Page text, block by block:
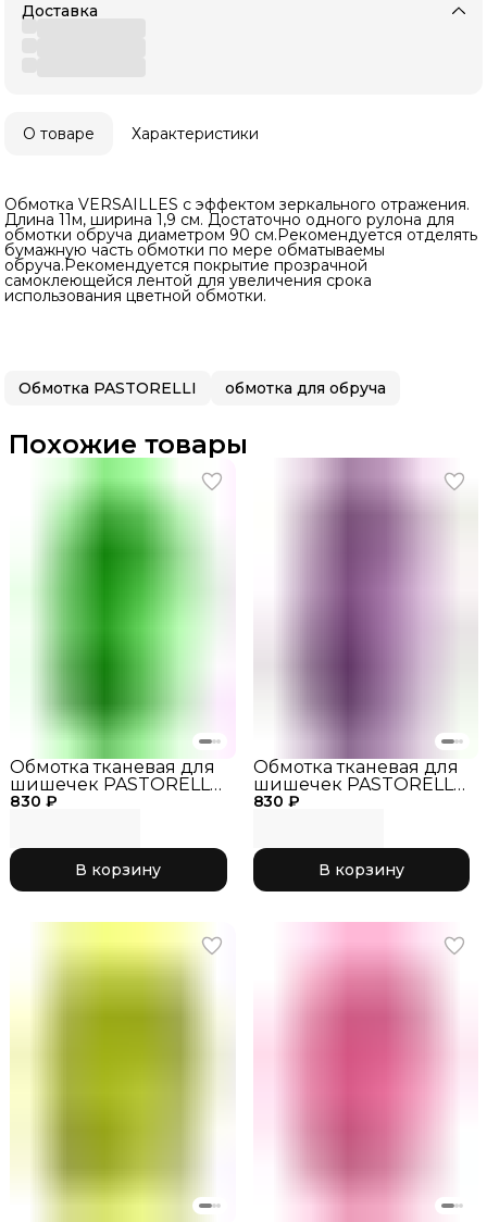
Доставка
О товаре Характеристики
Обмотка VERSAILLES с эффектом зеркального отражения.
Длина 11м, ширина 1,9 см. Достаточно одного рулона для
обмотки обруча диаметром 90 см.Рекомендуется отделять
бумажную часть обмотки по мере обматываемы
обруча.Рекомендуется покрытие прозрачной
самоклеющейся лентой для увеличения срока
использования цветной обмотки.
Обмотка PASTORELLI обмотка для обруча
Похожие товары
830 ₽
Обмотка тканевая для
шишечек PASTORELLI
зеленый
В корзину
830 ₽
Обмотка тканевая для
шишечек PASTORELLI
фиолетовый
В корзину